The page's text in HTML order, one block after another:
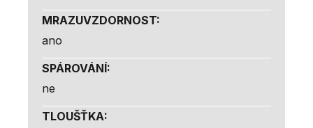
MRAZUVZDORNOST:
ano
SPÁROVÁNÍ:
ne
TLOUŠŤKA: